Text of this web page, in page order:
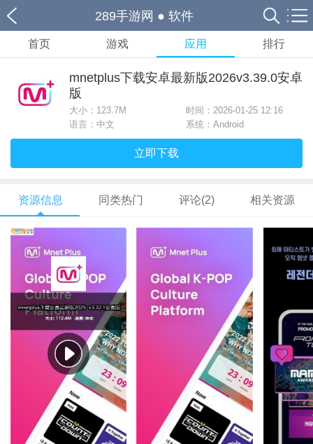
289手游网 ● 软件
首页 游戏 应用 排行
mnetplus下载安卓最新版2026v3.39.0安卓
版
大小： 123.7M
时间：2026-01-25 12:16
语言：中文
系统：Android
立即下载
资源信息 同类热门 评论(2) 相关资源